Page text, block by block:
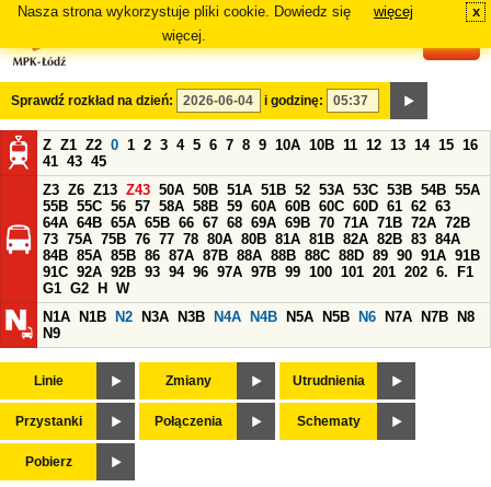
Nasza strona wykorzystuje pliki cookie. Dowiedz się
więcej.
więcej x
Sprawdź rozkład na dzień: i godzinę:
Z Z1 Z2 0 1 2 3 4 5 6 7 8 9 10A 10B 11 12 13 14 15 16
41 43 45
Z3 Z6 Z13 Z43 50A 50B 51A 51B 52 53A 53C 53B 54B 55A
55B 55C 56 57 58A 58B 59 60A 60B 60C 60D 61 62 63
64A 64B 65A 65B 66 67 68 69A 69B 70 71A 71B 72A 72B
73 75A 75B 76 77 78 80A 80B 81A 81B 82A 82B 83 84A
84B 85A 85B 86 87A 87B 88A 88B 88C 88D 89 90 91A 91B
91C 92A 92B 93 94 96 97A 97B 99 100 101 201 202 6.
F1
G1 G2 H
W
N1A
N1B N2 N3A N3B N4A N4B N5A N5B N6 N7A N7B
N8
N9
Linie Zmiany Utrudnienia
Przystanki Połączenia Schematy
Pobierz